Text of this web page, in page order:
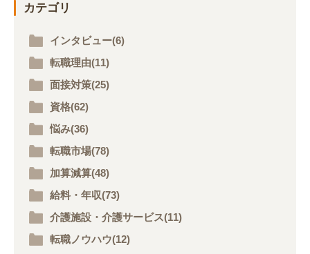
カテゴリ
インタビュー(6)
転職理由(11)
面接対策(25)
資格(62)
悩み(36)
転職市場(78)
加算減算(48)
給料・年収(73)
介護施設・介護サービス(11)
転職ノウハウ(12)